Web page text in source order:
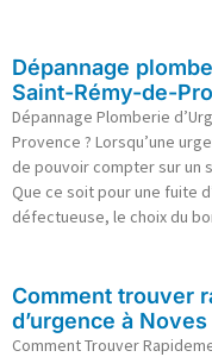
Dépannage
Saint-Rémy-de-
Dépannage Plomberie
Provence ? Lorsqu’une
de pouvoir compter sur un
Que ce soit pour une fuite
défectueuse, le choix du
Comment trouver
d’urgence à Noves
Comment Trouver